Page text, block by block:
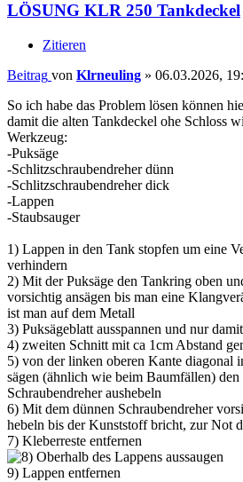
LÖSUNG KLR 250 Tankdeckel
Zitieren
Beitrag von Klrneuling » 06.03.2026,
So ich habe das Problem lösen können
damit die alten Tankdeckel ohe Schloss
Werkzeug:
-Puksäge
-Schlitzschraubendreher dünn
-Schlitzschraubendreher dick
-Lappen
-Staubsauger
1) Lappen in den Tank stopfen um eine
verhindern
2) Mit der Puksäge den Tankring oben
vorsichtig ansägen bis man eine
ist man auf dem Metall
3) Puksägeblatt ausspannen und nur
4) zweiten Schnitt mit ca 1cm Abstand
5) von der linken oberen Kante diagonal
sägen (ähnlich wie beim Baumfällen)
Schraubendreher aushebeln
6) Mit dem dünnen Schraubendreher
hebeln bis der Kunststoff bricht, zur Not
7) Kleberreste entfernen
Oberhalb des Lappens aussaugen
9) Lappen entfernen